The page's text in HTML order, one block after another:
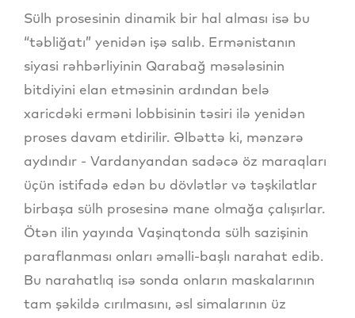
Sülh prosesinin dinamik bir hal alması isə bu
“təbliğatı” yenidən işə salıb. Ermənistanın
siyasi rəhbərliyinin Qarabağ məsələsinin
bitdiyini elan etməsinin ardından belə
xaricdəki erməni lobbisinin təsiri ilə yenidən
proses davam etdirilir. Əlbəttə ki, mənzərə
aydındır - Vardanyandan sadəcə öz maraqları
üçün istifadə edən bu dövlətlər və təşkilatlar
birbaşa sülh prosesinə mane olmağa çalışırlar.
Ötən ilin yayında Vaşinqtonda sülh sazişinin
paraflanması onları əməlli-başlı narahat edib.
Bu narahatlıq isə sonda onların maskalarının
tam şəkildə cırılmasını, əsl simalarının üz